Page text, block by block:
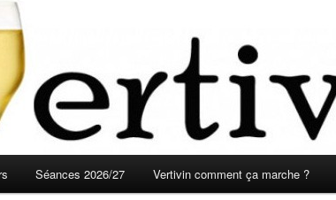
Séances 2026/27 Vertivin comment ça marche ?